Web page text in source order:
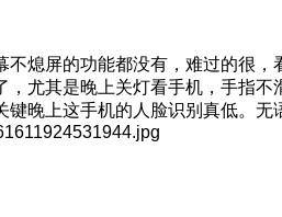
不熄屏的功能都没有，难过的很，
，尤其是晚上关灯看手机，手指不
键晚上这手机的人脸识别真低。无